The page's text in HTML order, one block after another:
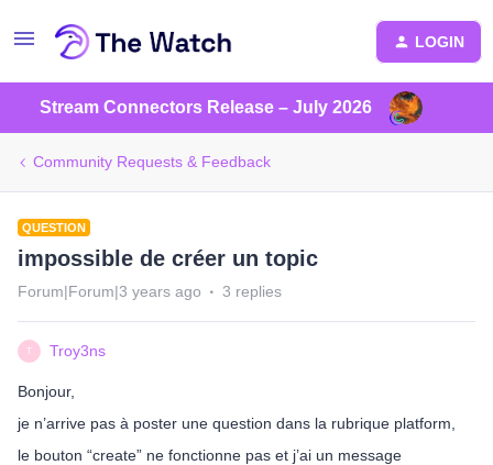
LOGIN
Stream Connectors Release – July 2026
Community Requests & Feedback
QUESTION
impossible de créer un topic
Forum|Forum|3 years ago 3 replies
T Troy3ns
Bonjour,
je n’arrive pas à poster une question dans la rubrique platform,
le bouton “create” ne fonctionne pas et j’ai un message